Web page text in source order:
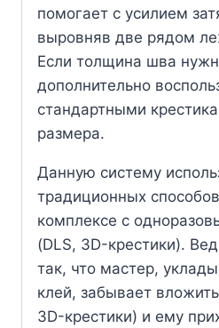
помогает с усилием
выровняв две рядом
Если толщина шва
дополнительно
стандартными
размера.
Данную систему
традиционных
комплексе с
(DLS, 3D-крестики).
так, что мастер,
клей, забывает
3D-крестики) и ему